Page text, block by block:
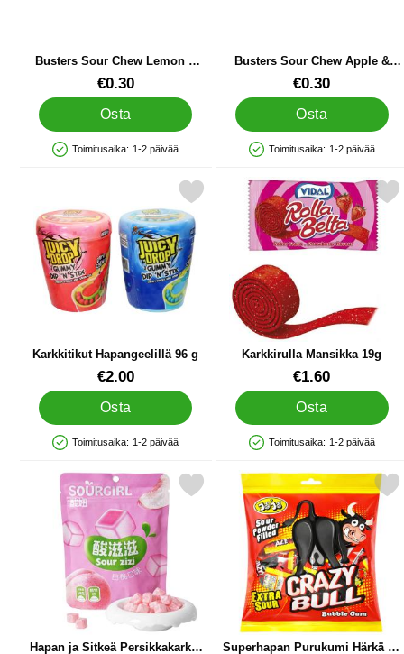
Busters Sour Chew Lemon &
Fruit 20g
Tuote.nro 90115€0.30
Osta
Saatavuus: Varastossa
Toimitusaika: 1-2 päivää
Busters Sour Chew Apple &
Watermelon 20g
Tuote.nro 90114€0.30
Osta
Saatavuus: Varastossa
Toimitusaika: 1-2 päivää
Karkkitikut Hapangeelillä 96 g
Tuote.nro 90323€2.00
Osta
Saatavuus: Varastossa
Toimitusaika: 1-2 päivää
Merkitse karkkitikut Hapangeelillä 96 g suosikiksi
Karkkirulla Mansikka 19g
Tuote.nro 84811€1.60
Osta
Saatavuus: Varastossa
Toimitusaika: 1-2 päivää
Merkitse karkkirulla
Hapan ja Sitkeä Persikkakarkki
Merkitse hapan ja Sitkeä Persikkakarkki 60g suosikiksi
Superhapan Purukumi Härkä 16
Merkitse superhapan Purukumi